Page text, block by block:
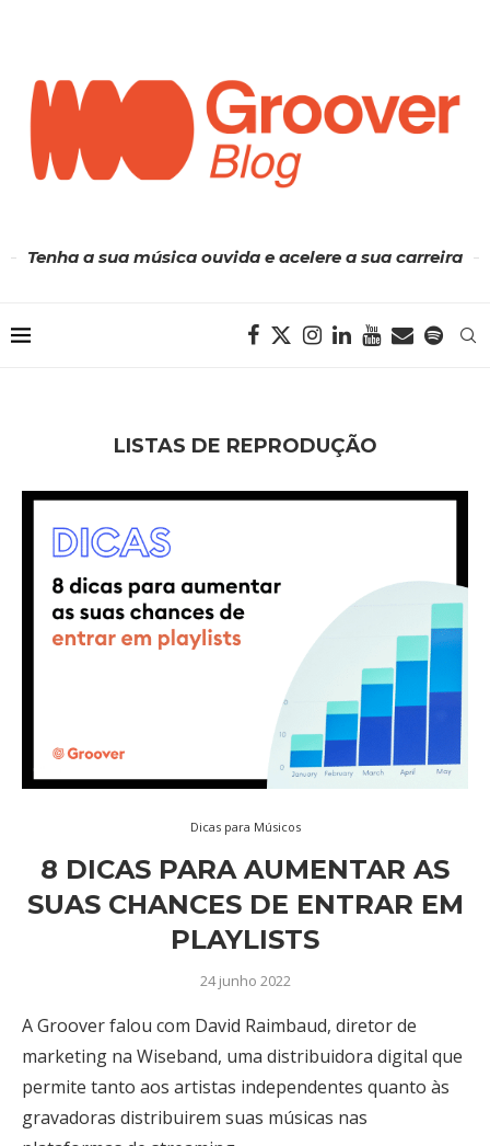
Tenha a sua música ouvida e acelere a sua carreira
LISTAS DE REPRODUÇÃO
Dicas para Músicos
8 DICAS PARA AUMENTAR AS
SUAS CHANCES DE ENTRAR EM
PLAYLISTS
24 junho 2022
A Groover falou com David Raimbaud, diretor de
marketing na Wiseband, uma distribuidora digital que
permite tanto aos artistas independentes quanto às
gravadoras distribuirem suas músicas nas